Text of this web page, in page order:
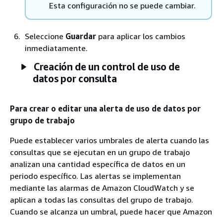
Esta configuración no se puede cambiar.
Seleccione Guardar para aplicar los cambios
inmediatamente.
Creación de un control de uso de
datos por consulta
Para crear o editar una alerta de uso de datos por
grupo de trabajo
Puede establecer varios umbrales de alerta cuando las
consultas que se ejecutan en un grupo de trabajo
analizan una cantidad específica de datos en un
periodo específico. Las alertas se implementan
mediante las alarmas de Amazon CloudWatch y se
aplican a todas las consultas del grupo de trabajo.
Cuando se alcanza un umbral, puede hacer que Amazon